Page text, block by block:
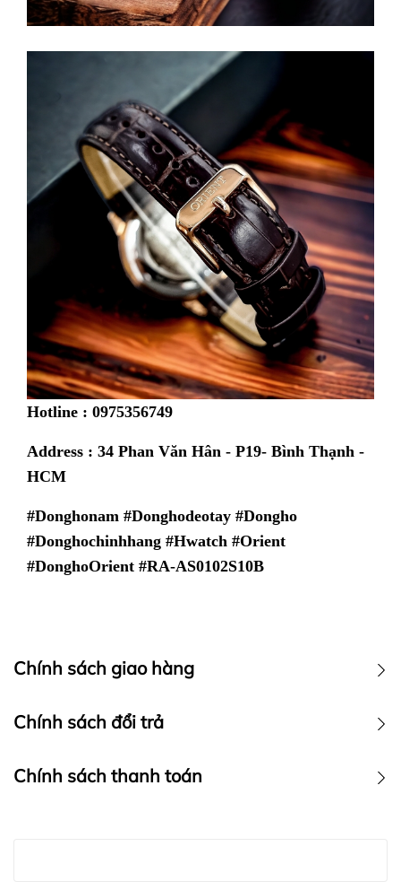
Hotline : 0975356749
Address : 34 Phan Văn Hân - P19- Bình Thạnh -
HCM
#Donghonam #Donghodeotay #Dongho
#Donghochinhhang #Hwatch #Orient
#DonghoOrient #RA-AS0102S10B
Chính sách giao hàng
Chính sách vận chuyển
Chính sách đổi trả
Chính sách thanh toán